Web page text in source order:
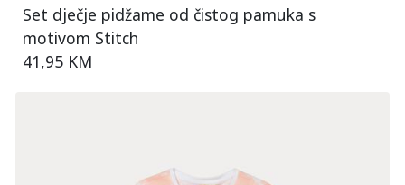
Set dječje pidžame od čistog pamuka s
motivom Stitch
41,95 KM